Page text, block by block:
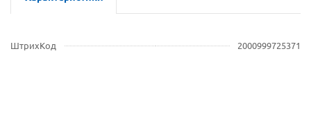
ШтрихКод 2000999725371